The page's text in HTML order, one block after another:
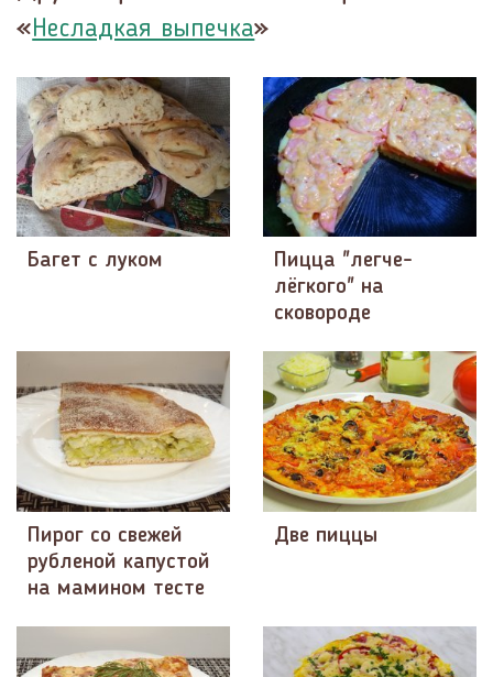
«Несладкая выпечка»
Багет с луком
Пицца "легче-
лёгкого" на
сковороде
Пирог со свежей
рубленой капустой
на мамином тесте
Две пиццы